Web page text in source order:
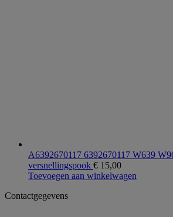
A6392670117 6392670117 W639
versnellingspook € 15,00
Toevoegen aan winkelwagen
Contactgegevens